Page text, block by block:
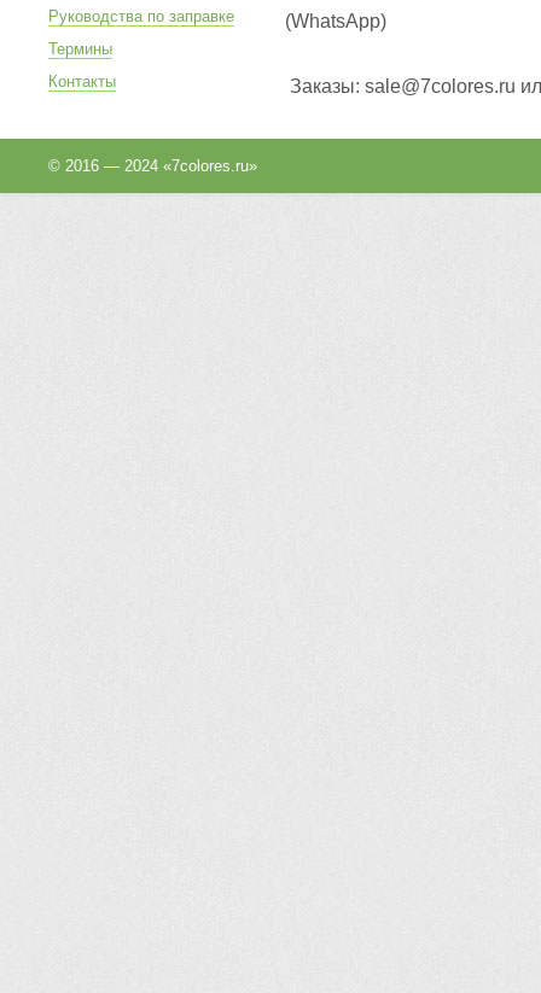
Руководства по заправке
Термины
Контакты
(WhatsApp)
Заказы: sale@7colores.ru
© 2016 — 2024 «7colores.ru»